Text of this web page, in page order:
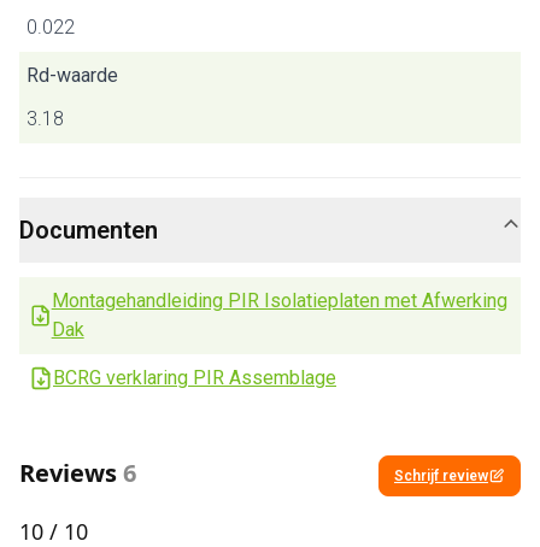
0.022
Rd-waarde
3.18
Documenten
Montagehandleiding PIR Isolatieplaten met Afwerking
Dak
BCRG verklaring PIR Assemblage
Reviews6 Schrijf review
10 / 10